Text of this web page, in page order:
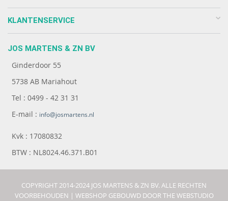
KLANTENSERVICE
JOS MARTENS & ZN BV
Ginderdoor 55
5738 AB Mariahout
Tel : 0499 - 42 31 31
E-mail : info@josmartens.nl
Kvk : 17080832
BTW : NL8024.46.371.B01
COPYRIGHT 2014-2024 JOS MARTENS & ZN BV. ALLE RECHTEN
VOORBEHOUDEN | WEBSHOP GEBOUWD DOOR THE WEBSTUDIO